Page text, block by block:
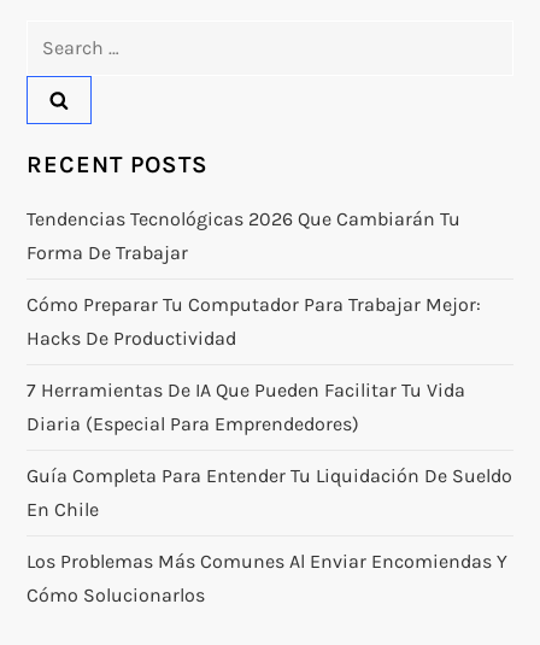
v
i
a
t
o
n
RECENT POSTS
Tendencias Tecnológicas 2026 Que Cambiarán Tu
Forma De Trabajar
Cómo Preparar Tu Computador Para Trabajar Mejor:
Hacks De Productividad
7 Herramientas De IA Que Pueden Facilitar Tu Vida
Diaria (especial Para Emprendedores)
Guía Completa Para Entender Tu Liquidación De Sueldo
En Chile
Los Problemas Más Comunes Al Enviar Encomiendas Y
Cómo Solucionarlos